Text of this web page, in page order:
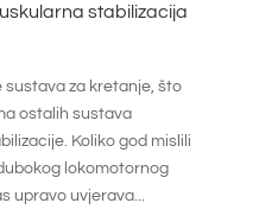
stabilizacija
za kretanje, što
ostalih sustava
Koliko god mislili
lokomotornog
upravo uvjerava...